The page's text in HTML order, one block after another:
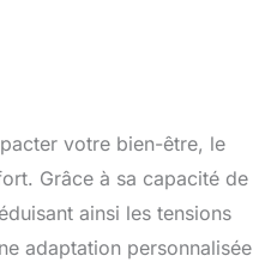
votre bien-être, le
Grâce à sa capacité de
ainsi les tensions
adaptation personnalisée